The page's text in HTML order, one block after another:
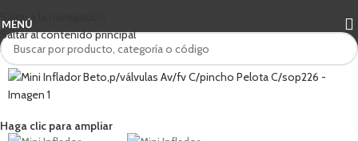
Saltar a la navegación
Saltar al contenido principal
MENÚ
Agotado
Haga clic para ampliar